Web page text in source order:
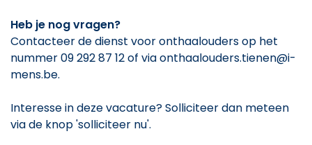
Heb je nog vragen?
Contacteer de dienst voor onthaalouders op het
nummer 09 292 87 12 of via onthaalouders.tienen@i-
mens.be.
Interesse in deze vacature? Solliciteer dan meteen
via de knop 'solliciteer nu'.